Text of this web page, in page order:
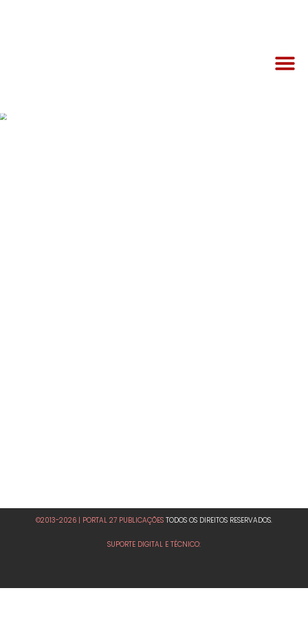
©2013-2026 | PORTAL 27 PUBLICAÇÕES TODOS OS DIREITOS RESERVADOS.
SUPORTE DIGITAL E TÉCNICO: